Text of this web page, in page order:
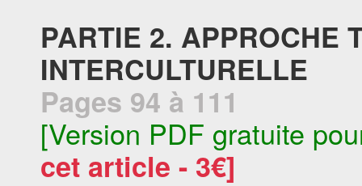
PARTIE 2. APPROCHE
INTERCULTURELLE
Pages 94 à 111
[Version PDF gratuite
cet article - 3€]